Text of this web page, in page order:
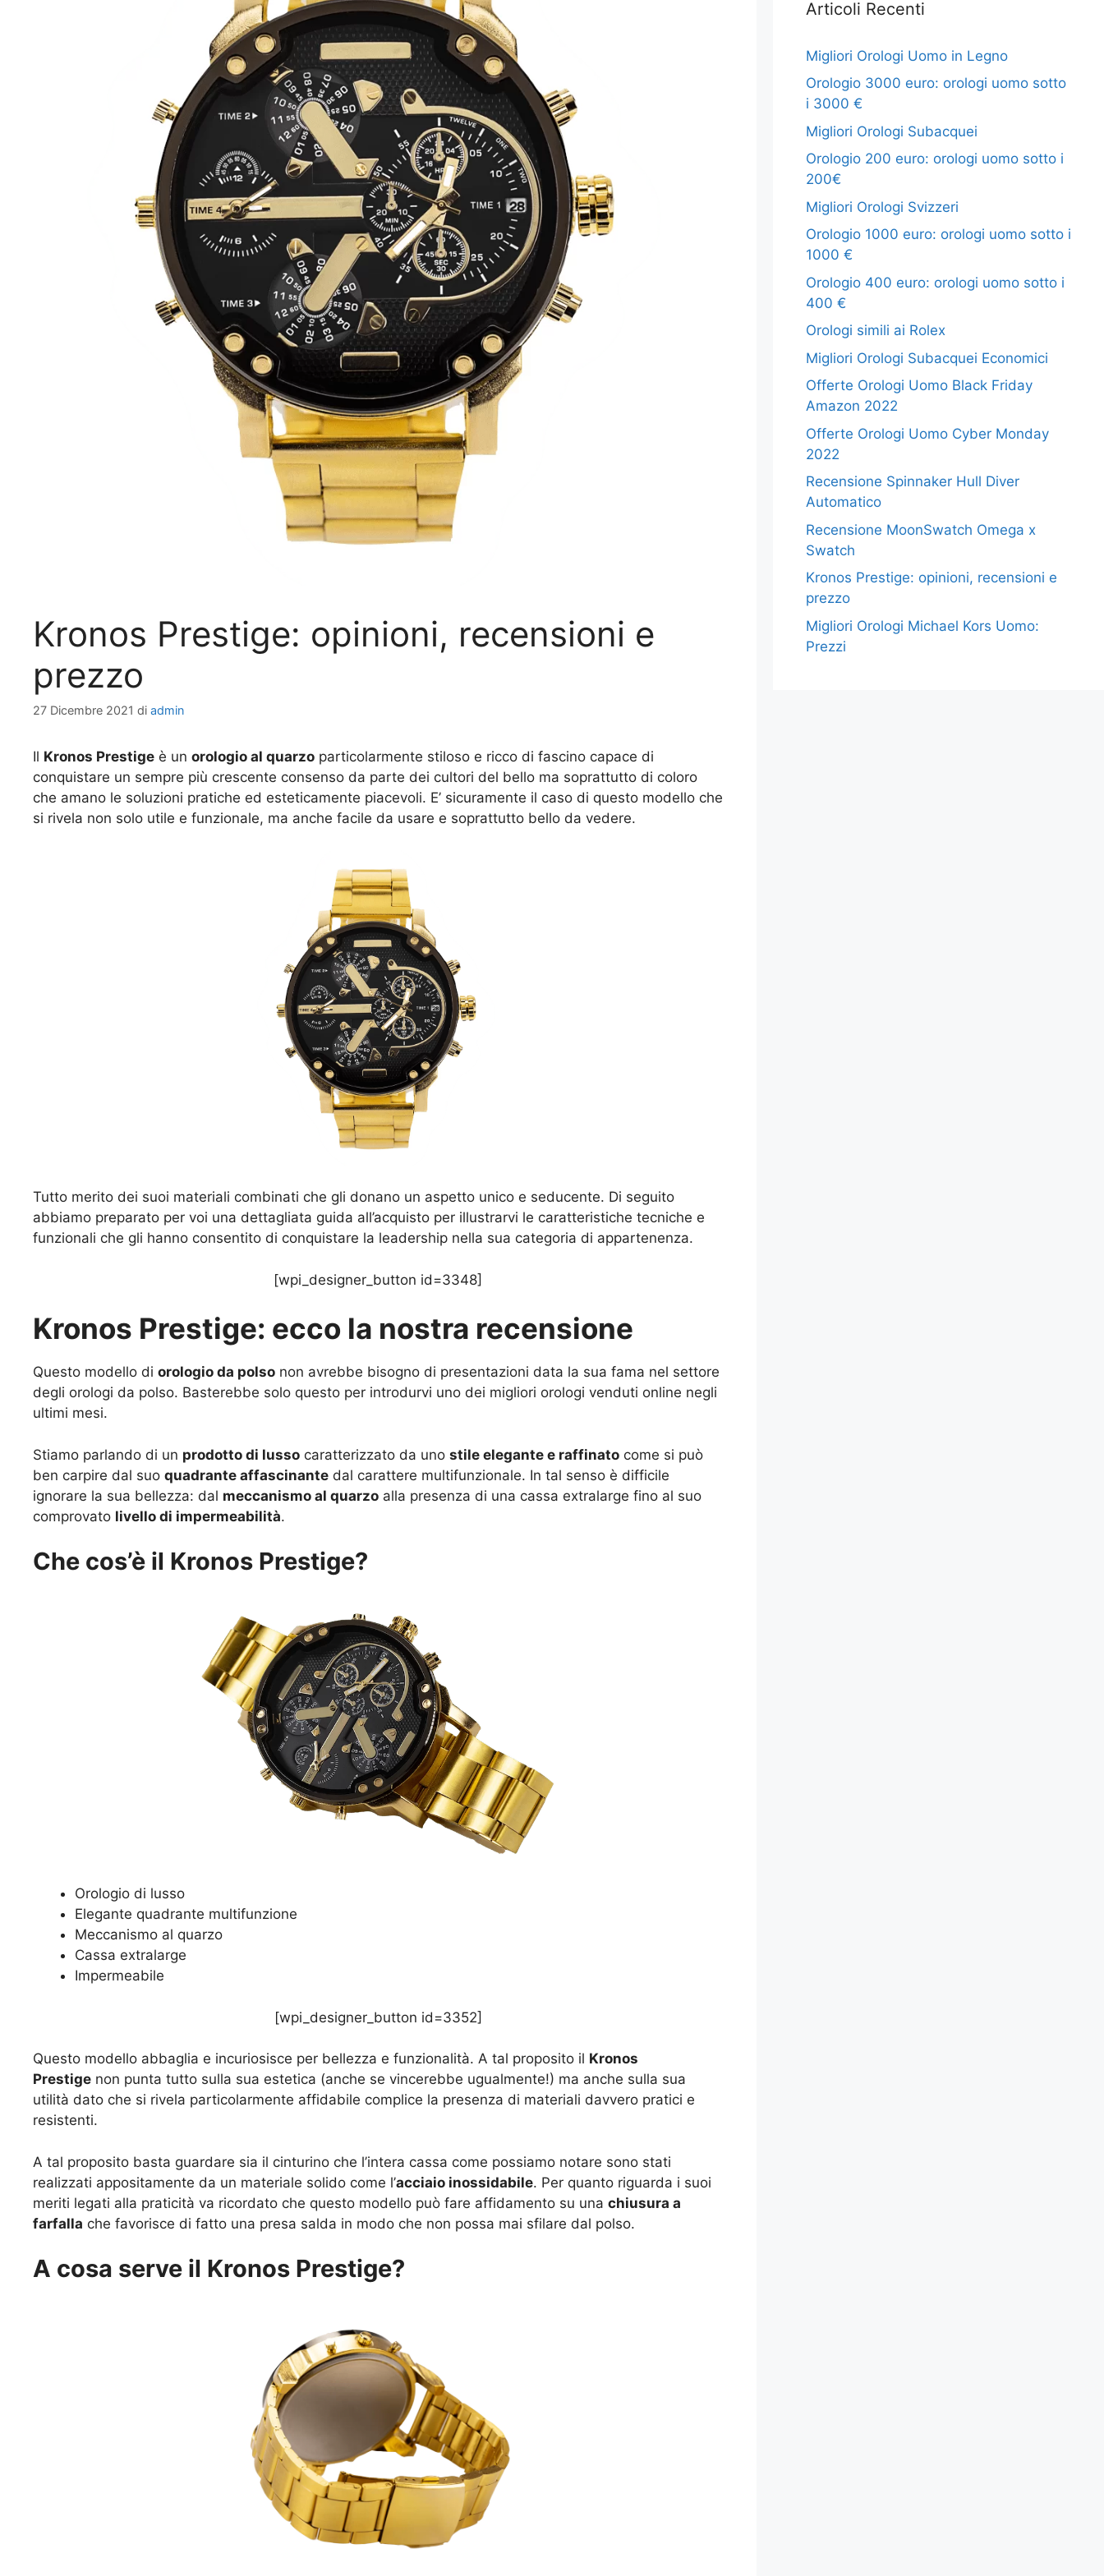
Kronos Prestige: opinioni, recensioni e
prezzo
27 Dicembre 2021 di admin
Il Kronos Prestige è un orologio al quarzo particolarmente stiloso e ricco di fascino capace di
conquistare un sempre più crescente consenso da parte dei cultori del bello ma soprattutto di coloro
che amano le soluzioni pratiche ed esteticamente piacevoli. E’ sicuramente il caso di questo modello che
si rivela non solo utile e funzionale, ma anche facile da usare e soprattutto bello da vedere.
Tutto merito dei suoi materiali combinati che gli donano un aspetto unico e seducente. Di seguito
abbiamo preparato per voi una dettagliata guida all’acquisto per illustrarvi le caratteristiche tecniche e
funzionali che gli hanno consentito di conquistare la leadership nella sua categoria di appartenenza.
[wpi_designer_button id=3348]
Kronos Prestige: ecco la nostra recensione
Questo modello di orologio da polso non avrebbe bisogno di presentazioni data la sua fama nel settore
degli orologi da polso. Basterebbe solo questo per introdurvi uno dei migliori orologi venduti online negli
ultimi mesi.
Stiamo parlando di un prodotto di lusso caratterizzato da uno stile elegante e raffinato come si può
ben carpire dal suo quadrante affascinante dal carattere multifunzionale. In tal senso è difficile
ignorare la sua bellezza: dal meccanismo al quarzo alla presenza di una cassa extralarge fino al suo
comprovato livello di impermeabilità.
Che cos’è il Kronos Prestige?
Orologio di lusso
Elegante quadrante multifunzione
Meccanismo al quarzo
Cassa extralarge
Impermeabile
[wpi_designer_button id=3352]
Questo modello abbaglia e incuriosisce per bellezza e funzionalità. A tal proposito il Kronos
Prestige non punta tutto sulla sua estetica (anche se vincerebbe ugualmente!) ma anche sulla sua
utilità dato che si rivela particolarmente affidabile complice la presenza di materiali davvero pratici e
resistenti.
A tal proposito basta guardare sia il cinturino che l’intera cassa come possiamo notare sono stati
realizzati appositamente da un materiale solido come l’acciaio inossidabile. Per quanto riguarda i suoi
meriti legati alla praticità va ricordato che questo modello può fare affidamento su una chiusura a
farfalla che favorisce di fatto una presa salda in modo che non possa mai sfilare dal polso.
A cosa serve il Kronos Prestige?
Articoli Recenti
Migliori Orologi Uomo in Legno
Orologio 3000 euro: orologi uomo sotto
i 3000 €
Migliori Orologi Subacquei
Orologio 200 euro: orologi uomo sotto i
200€
Migliori Orologi Svizzeri
Orologio 1000 euro: orologi uomo sotto i
1000 €
Orologio 400 euro: orologi uomo sotto i
400 €
Orologi simili ai Rolex
Migliori Orologi Subacquei Economici
Offerte Orologi Uomo Black Friday
Amazon 2022
Offerte Orologi Uomo Cyber Monday
2022
Recensione Spinnaker Hull Diver
Automatico
Recensione MoonSwatch Omega x
Swatch
Kronos Prestige: opinioni, recensioni e
prezzo
Migliori Orologi Michael Kors Uomo:
Prezzi